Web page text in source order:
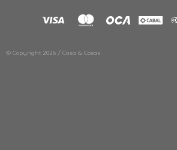
© Copyright 2026 / Casa & Cosas